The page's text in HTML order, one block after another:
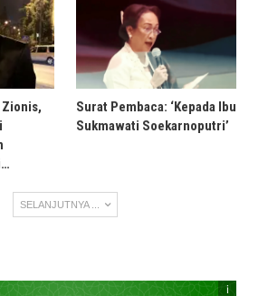
Surat Pembaca: ‘Kepada Ibu
Sukmawati Soekarnoputri’
SELANJUTNYA ...